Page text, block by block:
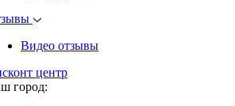
Видео отзывы
центр
город: